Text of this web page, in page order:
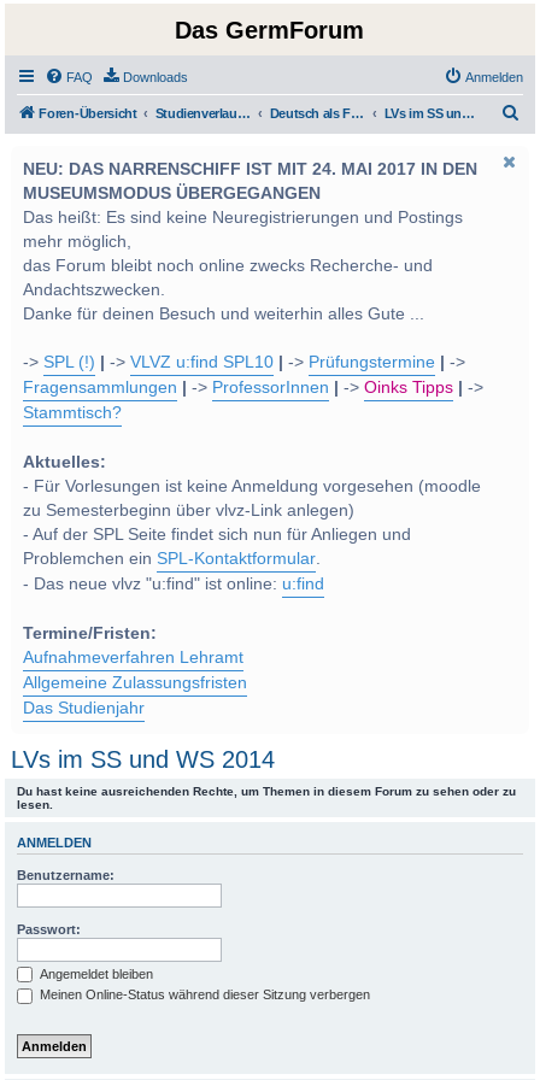
Das GermForum
FAQ Downloads Anmelden
Foren-Übersicht Studienverlauf Bachelor-/Masterstudien sowie UF Deutsch Deutsch als Fremd-/Zweitsprache LVs im SS und WS 2014
NEU: DAS NARRENSCHIFF IST MIT 24. MAI 2017 IN DEN
MUSEUMSMODUS ÜBERGEGANGEN
Das heißt: Es sind keine Neuregistrierungen und Postings
mehr möglich,
das Forum bleibt noch online zwecks Recherche- und
Andachtszwecken.
Danke für deinen Besuch und weiterhin alles Gute ...
->SPL (!) ->VLVZ u:find SPL10 -> Prüfungstermine
->
Fragensammlungen
-> ProfessorInnen ->Oinks Tipps
->
Stammtisch?
Aktuelles:
- Für Vorlesungen ist keine Anmeldung vorgesehen (moodle
zu Semesterbeginn über vlvz-Link anlegen)
- Auf der SPL Seite findet sich nun für Anliegen und
Problemchen einSPL-Kontaktformular.
- Das neue vlvz "u:find" ist online: u:find
Termine/Fristen:
Aufnahmeverfahren Lehramt
Allgemeine Zulassungsfristen
Das Studienjahr
LVs im SS und WS 2014
Du hast keine ausreichenden Rechte, um Themen in diesem Forum zu sehen oder zu
lesen.
ANMELDEN
Benutzername:
Passwort:
Angemeldet bleiben
Meinen Online-Status während dieser Sitzung verbergen